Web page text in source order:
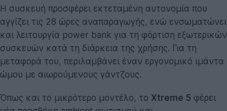
Η συσκευή προσφέρει εκτεταμένη αυτονομία που
αγγίζει τις 28 ώρες αναπαραγωγής, ενώ ενσωματώνει
και λειτουργία power bank για τη φόρτιση εξωτερικών
συσκευών κατά τη διάρκεια της χρήσης. Για τη
μεταφορά του, περιλαμβάνει έναν εργονομικό ιμάντα
ώμου με αιωρούμενους γάντζους.
Όπως και το μικρότερο μοντέλο, το Xtreme 5 φέρει